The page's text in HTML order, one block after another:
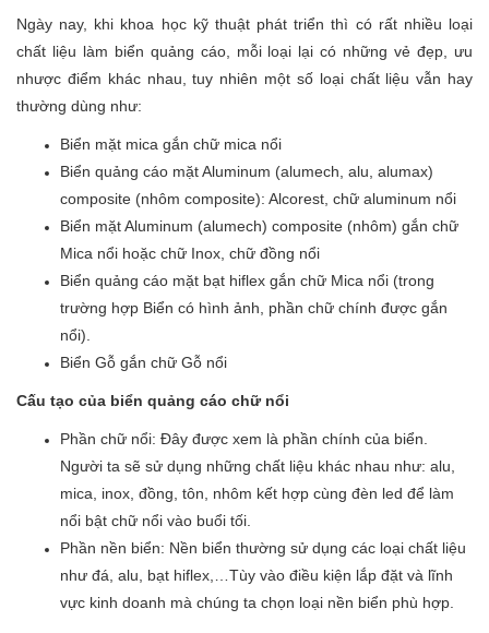
Ngày nay, khi khoa học kỹ thuật phát triển thì có rất nhiều loại
chất liệu làm biển quảng cáo, mỗi loại lại có những vẻ đẹp, ưu
nhược điểm khác nhau, tuy nhiên một số loại chất liệu vẫn hay
thường dùng như:
Biển mặt mica gắn chữ mica nổi
Biển quảng cáo mặt Aluminum (alumech, alu, alumax)
composite (nhôm composite): Alcorest, chữ aluminum nổi
Biển mặt Aluminum (alumech) composite (nhôm) gắn chữ
Mica nổi hoặc chữ Inox, chữ đồng nổi
Biển quảng cáo mặt bạt hiflex gắn chữ Mica nổi (trong
trường hợp Biển có hình ảnh, phần chữ chính được gắn
nổi).
Biển Gỗ gắn chữ Gỗ nổi
Cấu tạo của biển quảng cáo chữ nổi
Phần chữ nổi: Đây được xem là phần chính của biển.
Người ta sẽ sử dụng những chất liệu khác nhau như: alu,
mica, inox, đồng, tôn, nhôm kết hợp cùng đèn led để làm
nổi bật chữ nổi vào buổi tối.
Phần nền biển: Nền biển thường sử dụng các loại chất liệu
như đá, alu, bạt hiflex,…Tùy vào điều kiện lắp đặt và lĩnh
vực kinh doanh mà chúng ta chọn loại nền biển phù hợp.